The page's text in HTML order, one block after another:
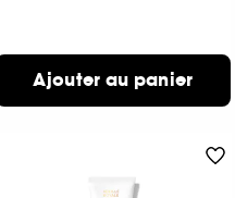
Ajouter au panier